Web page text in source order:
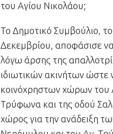
του Αγίου Νικολάου;
Το Δημοτικό Συμβούλιο,
Δεκεμβρίου, αποφάσισε να
λόγω άρσης της
ιδιωτικών ακινήτων ώστε
κοινόχρηστων χώρων του
Τρύφωνα και της οδού
χώρος για την ανάδειξη